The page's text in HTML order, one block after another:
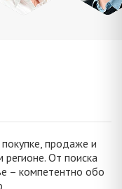
продаже и
От поиска
– компетентно обо